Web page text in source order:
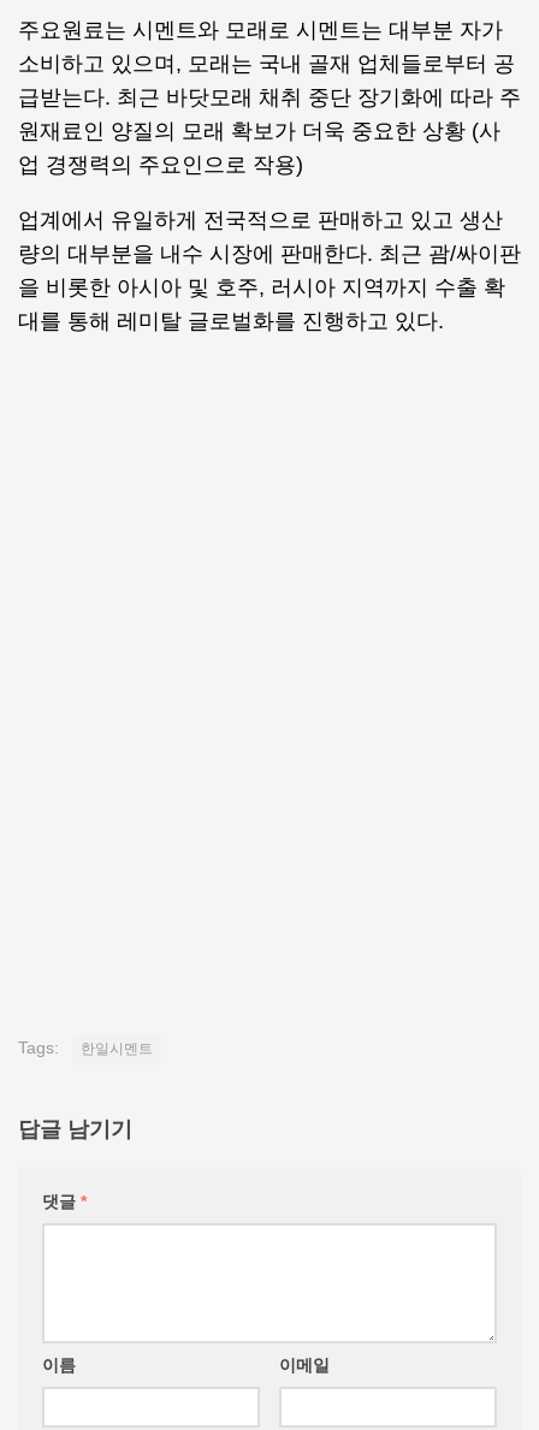
주요원료는 시멘트와 모래로 시멘트는 대부분 자가
소비하고 있으며, 모래는 국내 골재 업체들로부터 공
급받는다. 최근 바닷모래 채취 중단 장기화에 따라 주
원재료인 양질의 모래 확보가 더욱 중요한 상황 (사
업 경쟁력의 주요인으로 작용)
업계에서 유일하게 전국적으로 판매하고 있고 생산
량의 대부분을 내수 시장에 판매한다. 최근 괌/싸이판
을 비롯한 아시아 및 호주, 러시아 지역까지 수출 확
대를 통해 레미탈 글로벌화를 진행하고 있다.
Tags: 한일시멘트
답글 남기기
댓글 *
이름 이메일